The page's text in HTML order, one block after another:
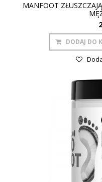
MANFOOT
DODAJ DO